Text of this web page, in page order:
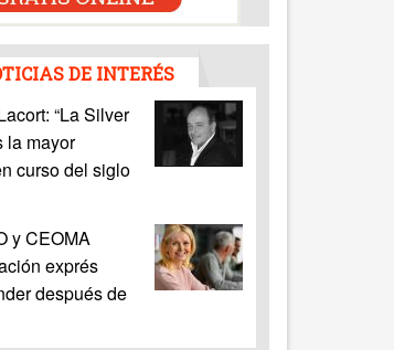
DE INTERÉS
“La Silver
la mayor
curso del siglo
y CEOMA
exprés
después de